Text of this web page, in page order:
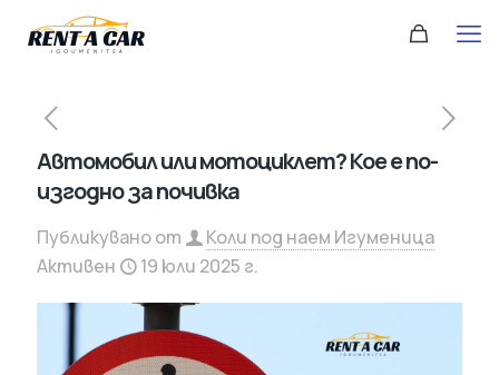
Автомобил или мотоциклет? Кое е по-
изгодно за почивка
Публикувано от
Коли под наем Игуменица
Активен
19 юли 2025 г.